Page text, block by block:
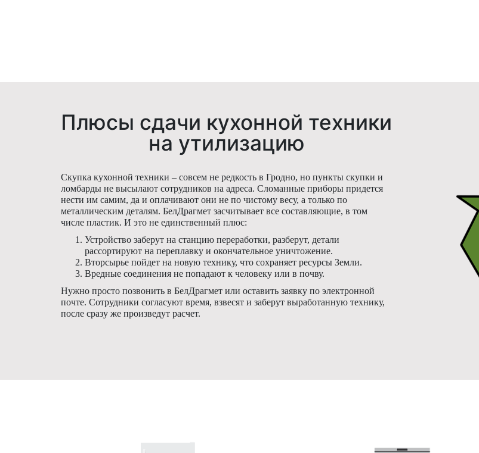
Плюсы сдачи кухонной техники
на утилизацию
Скупка кухонной техники – совсем не редкость в Гродно, но пункты скупки и
ломбарды не высылают сотрудников на адреса. Сломанные приборы придется
нести им самим, да и оплачивают они не по чистому весу, а только по
металлическим деталям. БелДрагмет засчитывает все составляющие, в том
числе пластик. И это не единственный плюс:
Устройство заберут на станцию переработки, разберут, детали
рассортируют на переплавку и окончательное уничтожение.
Вторсырье пойдет на новую технику, что сохраняет ресурсы Земли.
Вредные соединения не попадают к человеку или в почву.
Нужно просто позвонить в БелДрагмет или оставить заявку по электронной
почте. Сотрудники согласуют время, взвесят и заберут выработанную технику,
после сразу же произведут расчет.